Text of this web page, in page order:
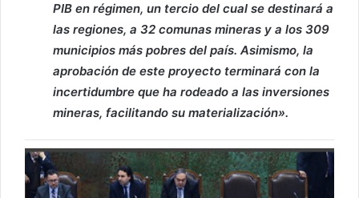
PIB en régimen, un tercio del cual se destinará a
las regiones, a 32 comunas mineras y a los 309
municipios más pobres del país. Asimismo, la
aprobación de este proyecto terminará con la
incertidumbre que ha rodeado a las inversiones
mineras, facilitando su materialización».